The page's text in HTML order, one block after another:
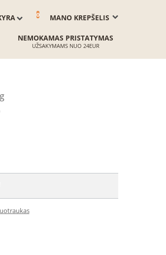
MANO KREPŠELIS
0
NEMOKAMAS PRISTATYMAS
UŽSAKYMAMS NUO 24EUR